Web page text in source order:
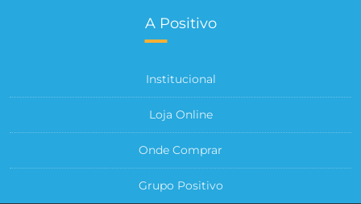
A Positivo
Institucional
Loja Online
Onde Comprar
Grupo Positivo